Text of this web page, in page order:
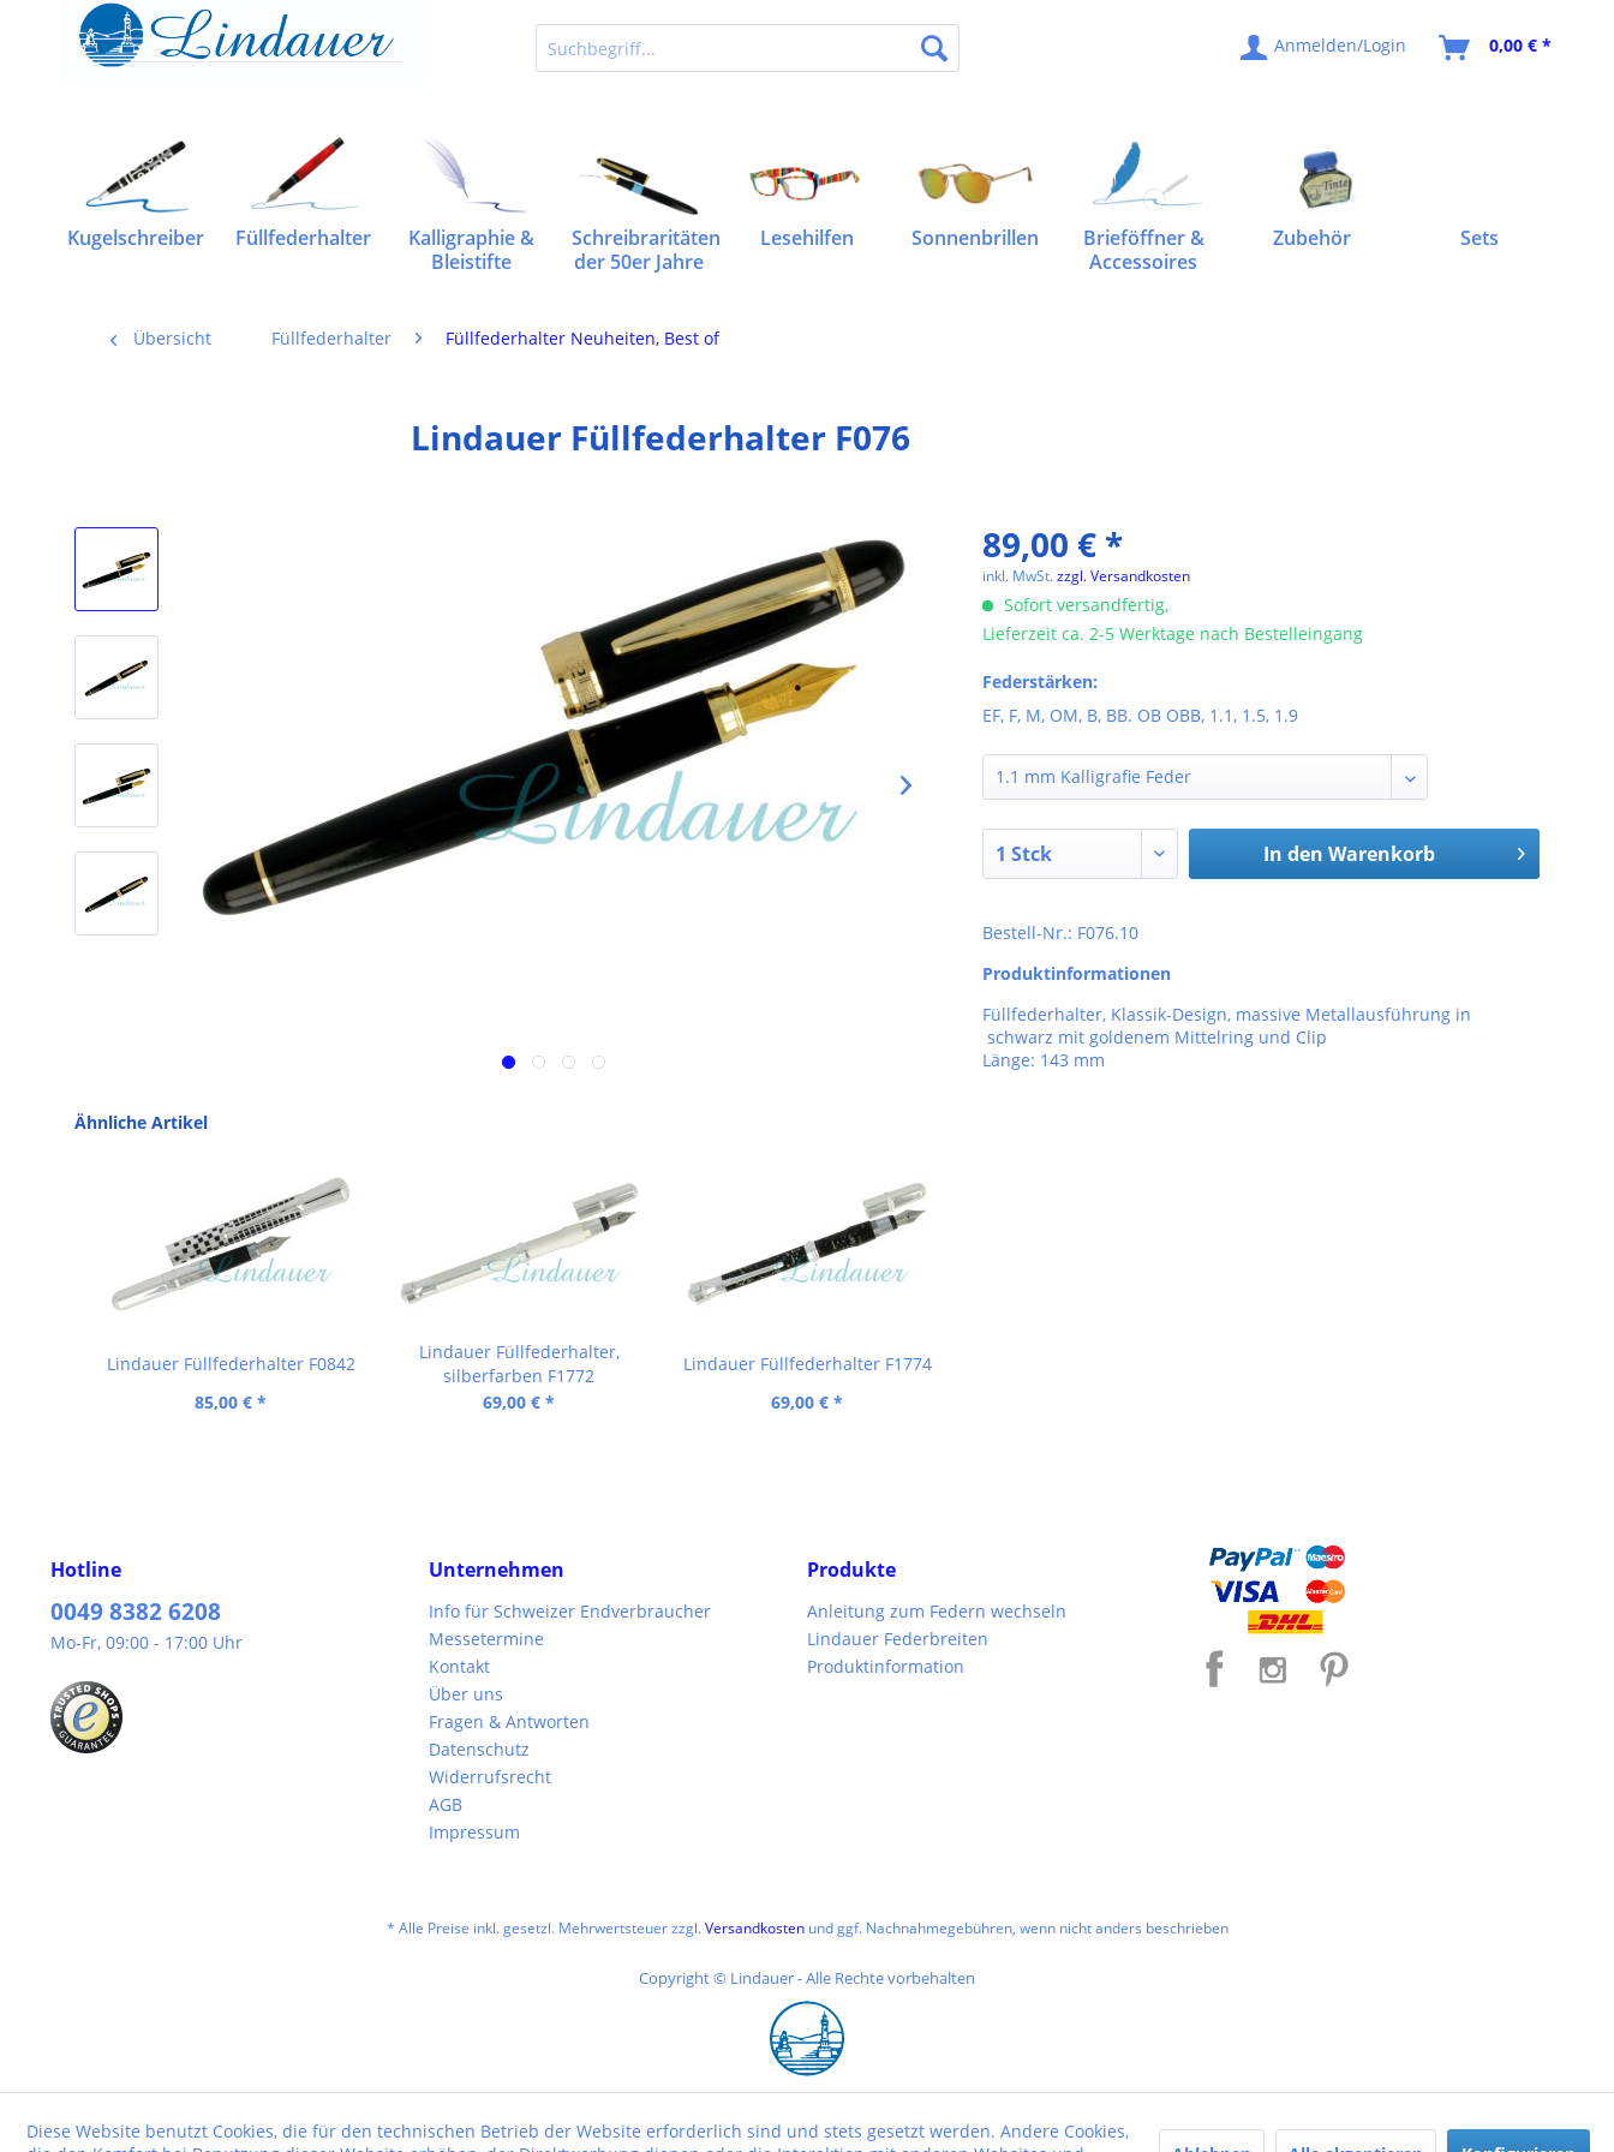
Anmelden/Login 0,00 € *
Kugelschreiber Füllfederhalter
Kalligraphie &
Bleistifte
Schreibraritäten
der 50er Jahre
Lesehilfen Sonnenbrillen
Brieföffner &
Accessoires
Zubehör Sets
Übersicht Füllfederhalter Füllfederhalter Neuheiten, Best of
Lindauer Füllfederhalter F076
89,00 € *
inkl. MwSt.zzgl. Versandkosten
Sofort versandfertig,
Lieferzeit ca. 2-5 Werktage nach Bestelleingang
Federstärken:
EF, F, M, OM, B, BB. OB OBB, 1.1, 1.5, 1.9
In den Warenkorb
Bestell-Nr.: F076.10
Produktinformationen
Füllfederhalter, Klassik-Design, massive Metallausführung in
schwarz mit goldenem Mittelring und Clip
Länge: 143 mm
Ähnliche Artikel
Lindauer Füllfederhalter F0842
85,00 € *
Lindauer Füllfederhalter,
silberfarben F1772
69,00 € *
Lindauer Füllfederhalter F1774
69,00 € *
Hotline
0049 8382 6208
Mo-Fr, 09:00 - 17:00 Uhr
Unternehmen
Info für Schweizer Endverbraucher
Messetermine
Kontakt
Über uns
Fragen & Antworten
Datenschutz
Widerrufsrecht
AGB
Impressum
Produkte
Anleitung zum Federn wechseln
Lindauer Federbreiten
Produktinformation
* Alle Preise inkl. gesetzl. Mehrwertsteuer zzgl.Versandkostenund ggf. Nachnahmegebühren, wenn nicht anders beschrieben
Copyright © Lindauer - Alle Rechte vorbehalten
Diese Website benutzt Cookies, die für den technischen Betrieb der Website erforderlich sind und stets gesetzt werden. Andere Cookies,